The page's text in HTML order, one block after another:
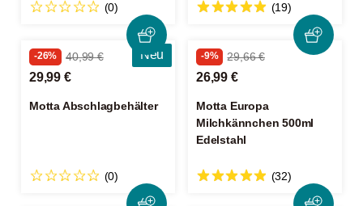
(0) (19)
Neu
-26% 40,99 €
29,99 €
Motta Abschlagbehälter
(0)
-9% 29,66 €
26,99 €
Motta Europa
Milchkännchen 500ml
Edelstahl
(32)